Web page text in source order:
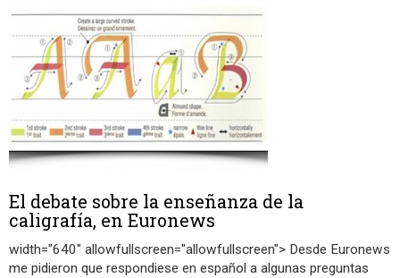
El debate sobre la enseñanza de la
caligrafía, en Euronews
width="640" allowfullscreen="allowfullscreen"> Desde Euronews
me pidieron que respondiese en español a algunas preguntas